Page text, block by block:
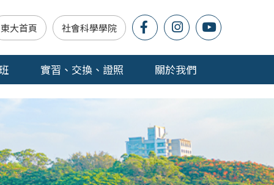
東大首頁 社會科學學院
實習、交換、證照 關於我們